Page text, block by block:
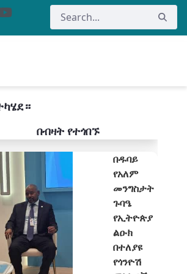
በብዛት የተጎበኙ
በዱባይ
የአለም
መንግስታት
ጉባዔ
የኢትዮጵያ
ልዑክ
በተለያዩ
የጎንዮሽ